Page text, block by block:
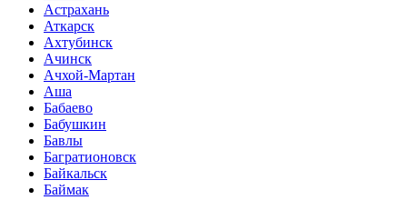
Астрахань
Аткарск
Ахтубинск
Ачинск
Ачхой-Мартан
Аша
Бабаево
Бабушкин
Бавлы
Багратионовск
Байкальск
Баймак